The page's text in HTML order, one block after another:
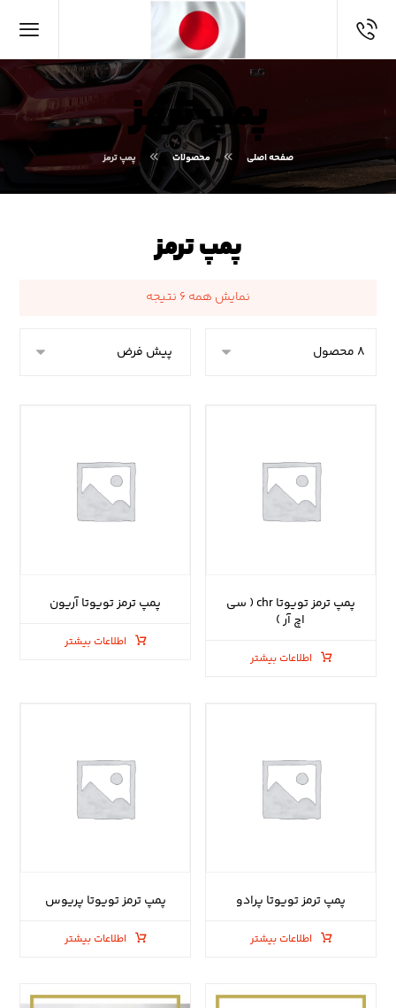
پمپ ترمز
صفحه اصلی محصولات پمپ ترمز
پمپ ترمز
نمایش همه ۶ نتیجه
پمپ ترمز تویوتا chr ( سی
اچ آر )
اطلاعات بیشتر
پمپ ترمز تویوتا آریون
اطلاعات بیشتر
پمپ ترمز تویوتا پرادو
اطلاعات بیشتر
پمپ ترمز تویوتا پریوس
اطلاعات بیشتر